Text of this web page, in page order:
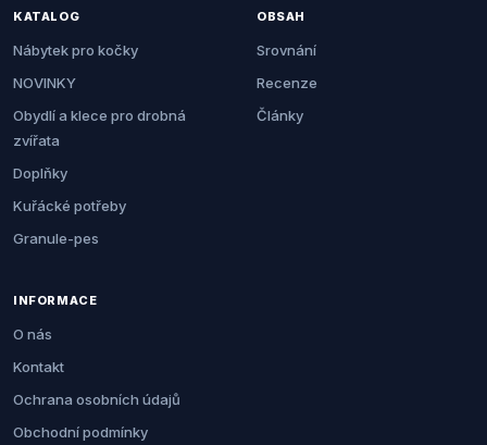
KATALOG
Nábytek pro kočky
NOVINKY
Obydlí a klece pro drobná
zvířata
Doplňky
Kuřácké potřeby
Granule-pes
OBSAH
Srovnání
Recenze
Články
INFORMACE
O nás
Kontakt
Ochrana osobních údajů
Obchodní podmínky